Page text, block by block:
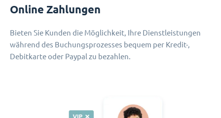
Online Zahlungen
Bieten Sie Kunden die Möglichkeit, Ihre Dienstleistungen
während des Buchungsprozesses bequem per Kredit-,
Debitkarte oder Paypal zu bezahlen.